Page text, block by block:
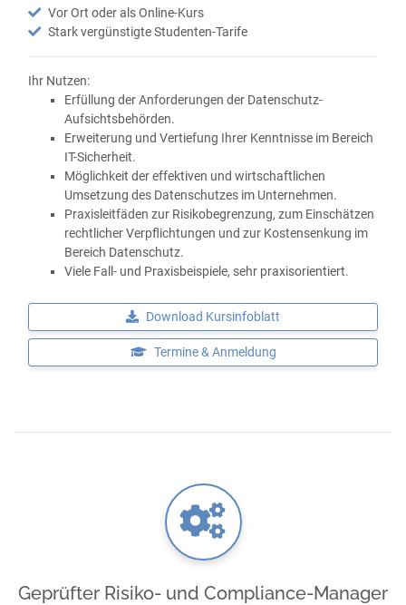
Vor Ort oder als Online-Kurs
Stark vergünstigte Studenten-Tarife
Ihr Nutzen:
Erfüllung der Anforderungen der Datenschutz-
Aufsichtsbehörden.
Erweiterung und Vertiefung Ihrer Kenntnisse im Bereich
IT-Sicherheit.
Möglichkeit der effektiven und wirtschaftlichen
Umsetzung des Datenschutzes im Unternehmen.
Praxisleitfäden zur Risikobegrenzung, zum Einschätzen
rechtlicher Verpflichtungen und zur Kostensenkung im
Bereich Datenschutz.
Viele Fall- und Praxisbeispiele, sehr praxisorientiert.
Download Kursinfoblatt
Termine & Anmeldung
Geprüfter Risiko- und Compliance-Manager